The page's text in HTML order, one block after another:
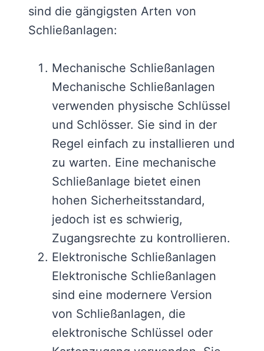
sind die gängigsten Arten von
Schließanlagen:
Mechanische Schließanlagen
Mechanische Schließanlagen
verwenden physische Schlüssel
und Schlösser. Sie sind in der
Regel einfach zu installieren und
zu warten. Eine mechanische
Schließanlage bietet einen
hohen Sicherheitsstandard,
jedoch ist es schwierig,
Zugangsrechte zu kontrollieren.
Elektronische Schließanlagen
Elektronische Schließanlagen
sind eine modernere Version
von Schließanlagen, die
elektronische Schlüssel oder